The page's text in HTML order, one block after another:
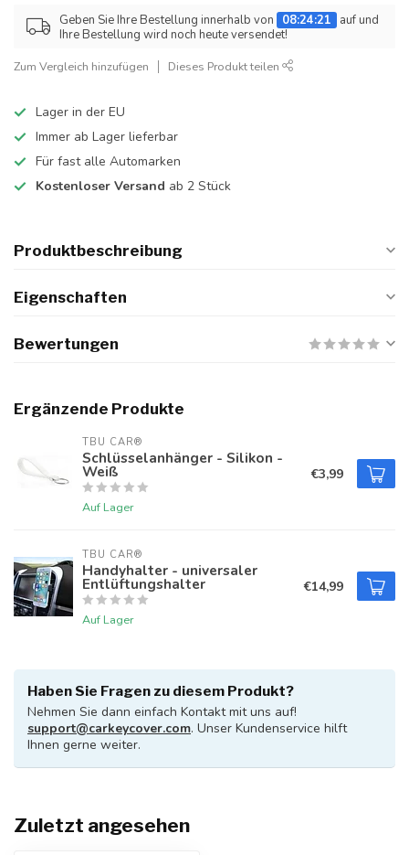
Geben Sie Ihre Bestellung innerhalb von 08:24:21
auf und
Ihre Bestellung wird noch heute versendet!
Zum Vergleich hinzufügen Dieses Produkt teilen
Lager in der EU
Immer ab Lager lieferbar
Für fast alle Automarken
Kostenloser Versand ab 2 Stück
Produktbeschreibung
Eigenschaften
Bewertungen
Ergänzende Produkte
TBU CAR®
Schlüsselanhänger - Silikon -
Weiß
Auf Lager
€3,99
TBU CAR®
Handyhalter - universaler
Entlüftungshalter
Auf Lager
€14,99
Haben Sie Fragen zu diesem Produkt?
Nehmen Sie dann einfach Kontakt mit uns auf!
support@carkeycover.com. Unser Kundenservice hilft
Ihnen gerne weiter.
Zuletzt angesehen